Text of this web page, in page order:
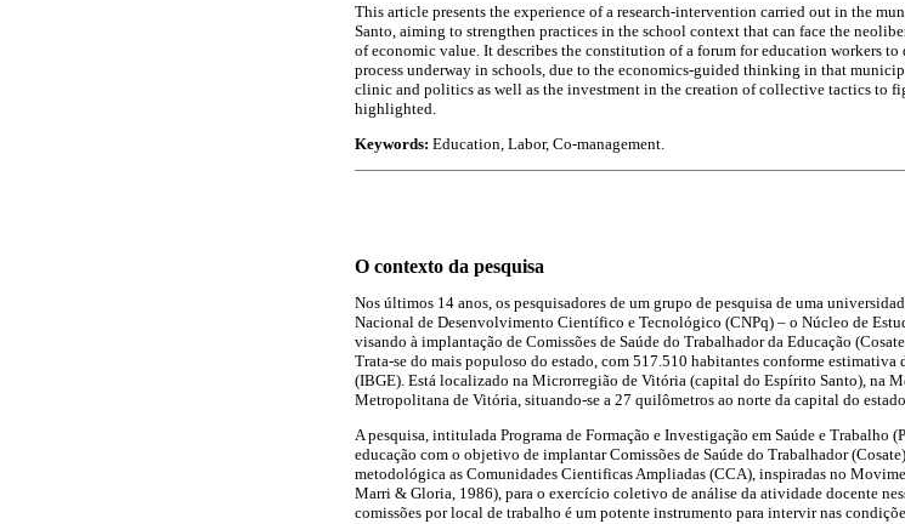
This article presents the experience of a research-intervention carried out in the
Santo, aiming to strengthen practices in the school context that can face the
of economic value. It describes the constitution of a forum for education workers
process underway in schools, due to the economics-guided thinking in that
clinic and politics as well as the investment in the creation of collective tactics to
highlighted.
Keywords: Education, Labor, Co-management.
O contexto da pesquisa
Nos últimos 14 anos, os pesquisadores de um grupo de pesquisa de uma
Nacional de Desenvolvimento Científico e Tecnológico (CNPq) – o Núcleo de
visando à implantação de Comissões de Saúde do Trabalhador da Educação
Trata-se do mais populoso do estado, com 517.510 habitantes conforme
(IBGE). Está localizado na Microrregião de Vitória (capital do Espírito Santo), na
Metropolitana de Vitória, situando-se a 27 quilômetros ao norte da capital do
A pesquisa, intitulada Programa de Formação e Investigação em Saúde e Trabalho
educação com o objetivo de implantar Comissões de Saúde do Trabalhador
metodológica as Comunidades Cientificas Ampliadas (CCA), inspiradas no
Marri & Gloria, 1986), para o exercício coletivo de análise da atividade docente
comissões por local de trabalho é um potente instrumento para intervir nas